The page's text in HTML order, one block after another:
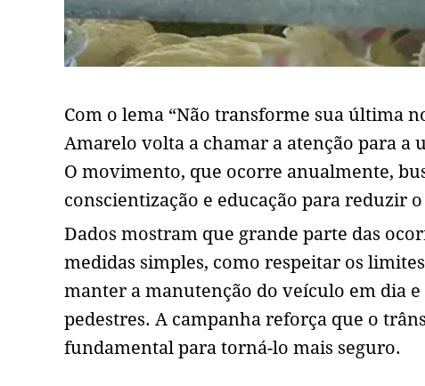
Com o lema “Não transforme sua última
Amarelo volta a chamar a atenção para a
O movimento, que ocorre anualmente,
conscientização e educação para reduzir
Dados mostram que grande parte das
medidas simples, como respeitar os
manter a manutenção do veículo em dia
pedestres. A campanha reforça que o
fundamental para torná-lo mais seguro.